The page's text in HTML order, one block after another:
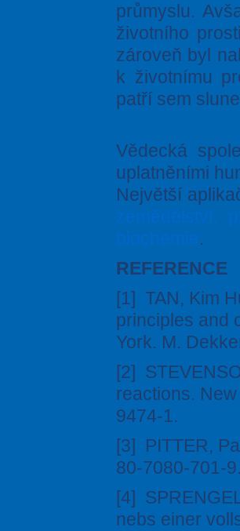
průmyslu.
životního
zároveň byl
k životnímu
patří sem
Vědecká
uplatněními
Největší
zemědělství,
biochemie.
REFERENCE
[1] TAN, Kim
principles and
York. M.
[2]
reactions.
9474-1.
[3] PITTER,
80-7080-701-
[4]
nebs einer